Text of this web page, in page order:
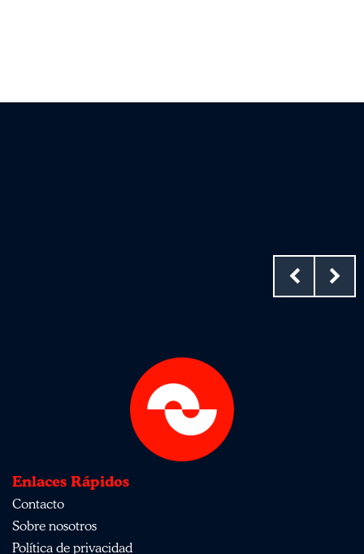
Enlaces Rápidos
Contacto
Sobre nosotros
Política de privacidad